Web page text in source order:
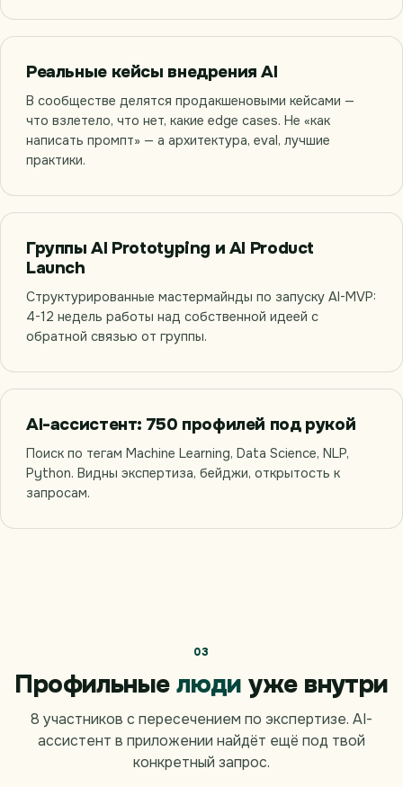
Реальные кейсы внедрения AI
В сообществе делятся продакшеновыми кейсами —
что взлетело, что нет, какие edge cases. Не «как
написать промпт» — а архитектура, eval, лучшие
практики.
Группы AI Prototyping и AI Product
Launch
Структурированные мастермайнды по запуску AI-MVP:
4-12 недель работы над собственной идеей с
обратной связью от группы.
AI-ассистент: 750 профилей под рукой
Поиск по тегам Machine Learning, Data Science, NLP,
Python. Видны экспертиза, бейджи, открытость к
запросам.
03
Профильныелюди уже внутри
8 участников с пересечением по экспертизе. AI-
ассистент в приложении найдёт ещё под твой
конкретный запрос.